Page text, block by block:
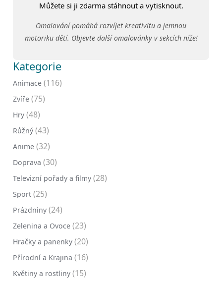
Můžete si ji zdarma stáhnout a vytisknout.
Omalování pomáhá rozvíjet kreativitu a jemnou
motoriku dětí. Objevte další omalovánky v sekcích níže!
Kategorie
Animace (116)
Zvíře (75)
Hry (48)
Růžný (43)
Anime (32)
Doprava (30)
Televizní pořady a filmy (28)
Sport (25)
Prázdniny (24)
Zelenina a Ovoce (23)
Hračky a panenky (20)
Přírodní a Krajina (16)
Květiny a rostliny (15)